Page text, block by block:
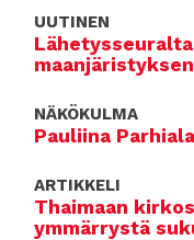
UUTINEN
NÄKÖKULMA
Pauliina
ARTIKKELI
Thaimaan
ymmärrystä